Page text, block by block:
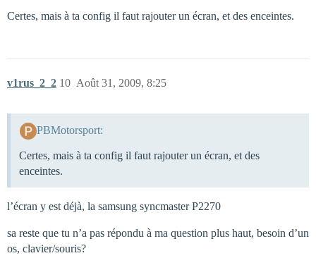
Certes, mais à ta config il faut rajouter un écran, et des enceintes.
v1rus_2_2 Août 31, 2009, 8:25
10
PBMotorsport:
Certes, mais à ta config il faut rajouter un écran, et des
enceintes.
l’écran y est déjà, la samsung syncmaster P2270
sa reste que tu n’a pas répondu à ma question plus haut, besoin d’un
os, clavier/souris?